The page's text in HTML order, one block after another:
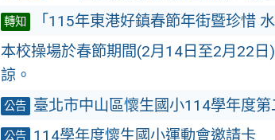
轉知 「115年東港好鎮春節年街暨珍惜
本校操場於春節期間(2月14日至2月22
諒。
公告 臺北市中山區懷生國小114學年度
公告 114學年度懷生國小運動會邀請卡